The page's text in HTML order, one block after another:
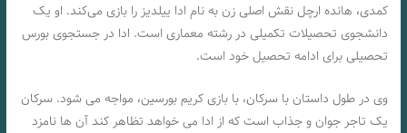
کمدی، هانده ارچل نقش اصلی زن به نام ادا ییلدیز را بازی می‌کند. او یک
دانشجوی تحصیلات تکمیلی در رشته معماری است. ادا در جستجوی بورس
تحصیلی برای ادامه تحصیل خود است.
وی در طول داستان با سرکان، با بازی کریم بورسین، مواجه می‌ شود. سرکان
یک تاجر جوان و جذاب است که از ادا می‌ خواهد تظاهر کند آن ها نامزد